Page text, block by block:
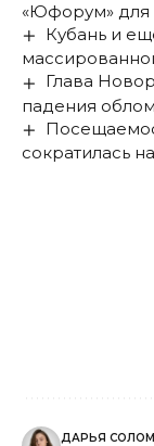
«Юфорум» для
Кубань и
Глава
падения
сократилась
ДАРЬЯ